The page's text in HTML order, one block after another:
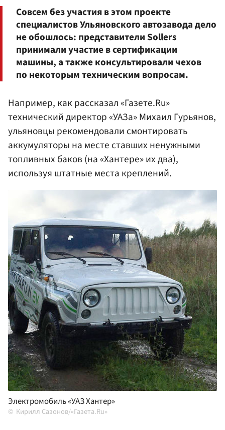
Совсем без участия в этом проекте
специалистов Ульяновского автозавода дело
не обошлось: представители Sollers
принимали участие в сертификации
машины, а также консультировали чехов
по некоторым техническим вопросам.
Например, как рассказал «Газете.Ru»
технический директор «УАЗа» Михаил Гурьянов,
ульяновцы рекомендовали смонтировать
аккумуляторы на месте ставших ненужными
топливных баков (на «Хантере» их два),
используя штатные места креплений.
Электромобиль «УАЗ Хантер»
Кирилл Сазонов/«Газета.Ru»